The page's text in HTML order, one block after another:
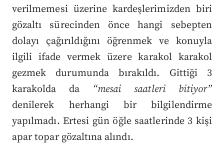
verilmemesi üzerine kardeşlerimizden biri
gözaltı sürecinden önce hangi sebepten
dolayı çağırıldığını öğrenmek ve konuyla
ilgili ifade vermek üzere karakol karakol
gezmek durumunda bırakıldı. Gittiği 3
karakolda da
“mesai saatleri bitiyor”
denilerek herhangi bir bilgilendirme
yapılmadı. Ertesi gün öğle saatlerinde 3 kişi
apar topar gözaltına alındı.